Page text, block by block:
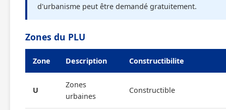
d'urbanisme peut être demandé gratuitement.
Zones du PLU
Zone Description Constructibilite
U
Zones
urbaines
Constructible